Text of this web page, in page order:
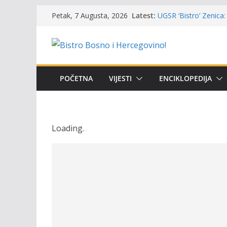
content
Petak, 7 Augusta, 2026 Latest: UGSR ‘Bistro’
i amura’
osobe sa
Održan 15.
POČETNA VIJESTI ENCIKLOPEDIJA
Loading...